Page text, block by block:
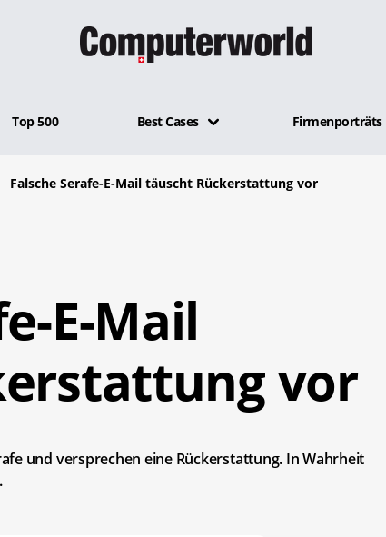
Top 500 Best Cases Firmenporträts
Falsche Serafe-E-Mail täuscht Rückerstattung vor
E-Mail
vor
und versprechen eine Rückerstattung. In Wahrheit